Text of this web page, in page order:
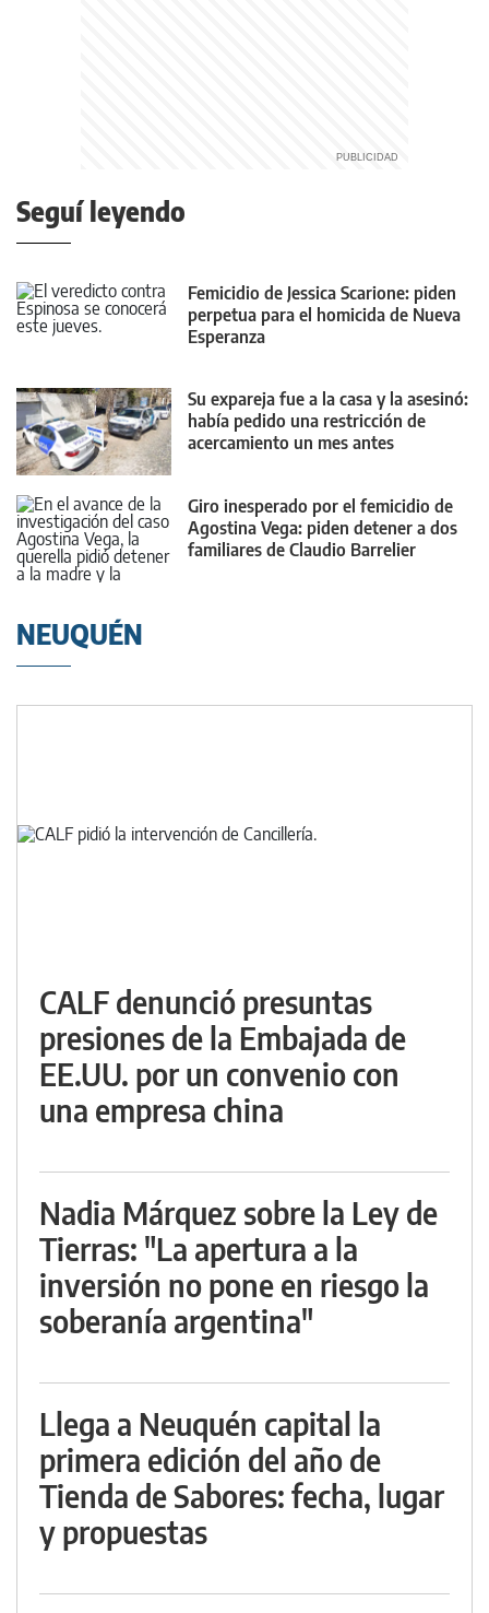
Seguí leyendo
Femicidio de Jessica Scarione: piden
perpetua para el homicida de Nueva
Esperanza
Su expareja fue a la casa y la asesinó:
había pedido una restricción de
acercamiento un mes antes
Giro inesperado por el femicidio de
Agostina Vega: piden detener a dos
familiares de Claudio Barrelier
NEUQUÉN
CALF denunció presuntas
presiones de la Embajada de
EE.UU. por un convenio con
una empresa china
Nadia Márquez sobre la Ley de
Tierras: "La apertura a la
inversión no pone en riesgo la
soberanía argentina"
Llega a Neuquén capital la
primera edición del año de
Tienda de Sabores: fecha, lugar
y propuestas